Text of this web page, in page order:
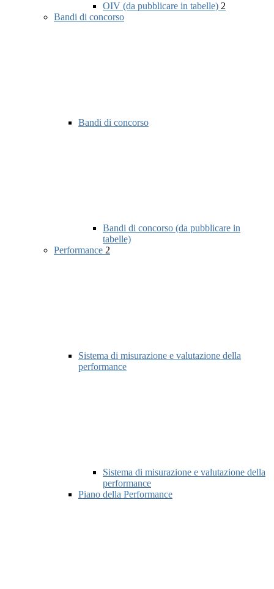
OIV (da pubblicare in tabelle) 2
Bandi di concorso
Bandi di concorso
Bandi di concorso (da pubblicare in
tabelle)
Performance 2
Sistema di misurazione e valutazione della
performance
Sistema di misurazione e valutazione della
performance
Piano della Performance